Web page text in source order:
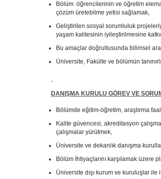
Bölüm öğrencilerinin ve öğretim
çözüm üretebilme yetisi sağlamak,
Geliştirilen sosyal sorumluluk
yaşam kalitesinin iyileştirilmesine
Bu amaçlar doğrultusunda bilimsel
Üniversite, Fakülte ve bölümün
DANIŞMA KURULU GÖREV VE
Bölümde eğitim-öğretim, araştırma
Kalite güvencesi, akreditasyon
çalışmalar yürütmek,
Üniversite ve dekanlık danışma
Bölüm İhtiyaçlarını karşılamak üzere
Üniversite dışı kurum ve kuruluşlar